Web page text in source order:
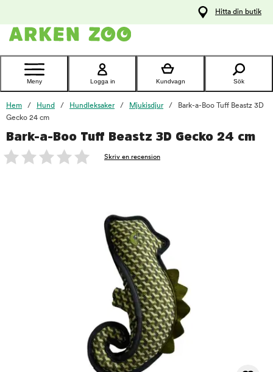
Kontakta
Hitta din butik
Meny Logga in Kundvagn Sök
Hem Hund Hundleksaker Mjukisdjur
Bark-a-Boo Tuff Beastz 3D
Gecko 24 cm
Bark-a-Boo Tuff Beastz 3D Gecko 24 cm
Skriv en recension
foo